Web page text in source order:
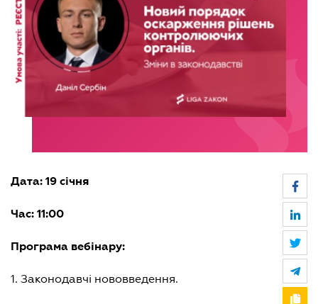
Дата: 19 січня
Час: 11:00
Програма вебінару:
1. Законодавчі нововведення.